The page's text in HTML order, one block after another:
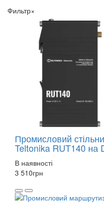
Фильтр×
Промисловий
Teltonika RUT140 на
В наявності
3 510грн